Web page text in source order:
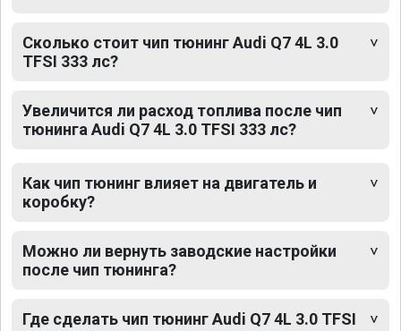
Сколько стоит чип тюнинг Audi Q7 4L 3.0
TFSI 333 лс?
Увеличится ли расход топлива после чип
тюнинга Audi Q7 4L 3.0 TFSI 333 лс?
Как чип тюнинг влияет на двигатель и
коробку?
Можно ли вернуть заводские настройки
после чип тюнинга?
Где сделать чип тюнинг Audi Q7 4L 3.0 TFSI